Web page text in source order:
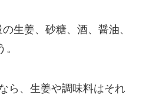
生姜、砂糖、酒、醤油、
ら、生姜や調味料はそれ